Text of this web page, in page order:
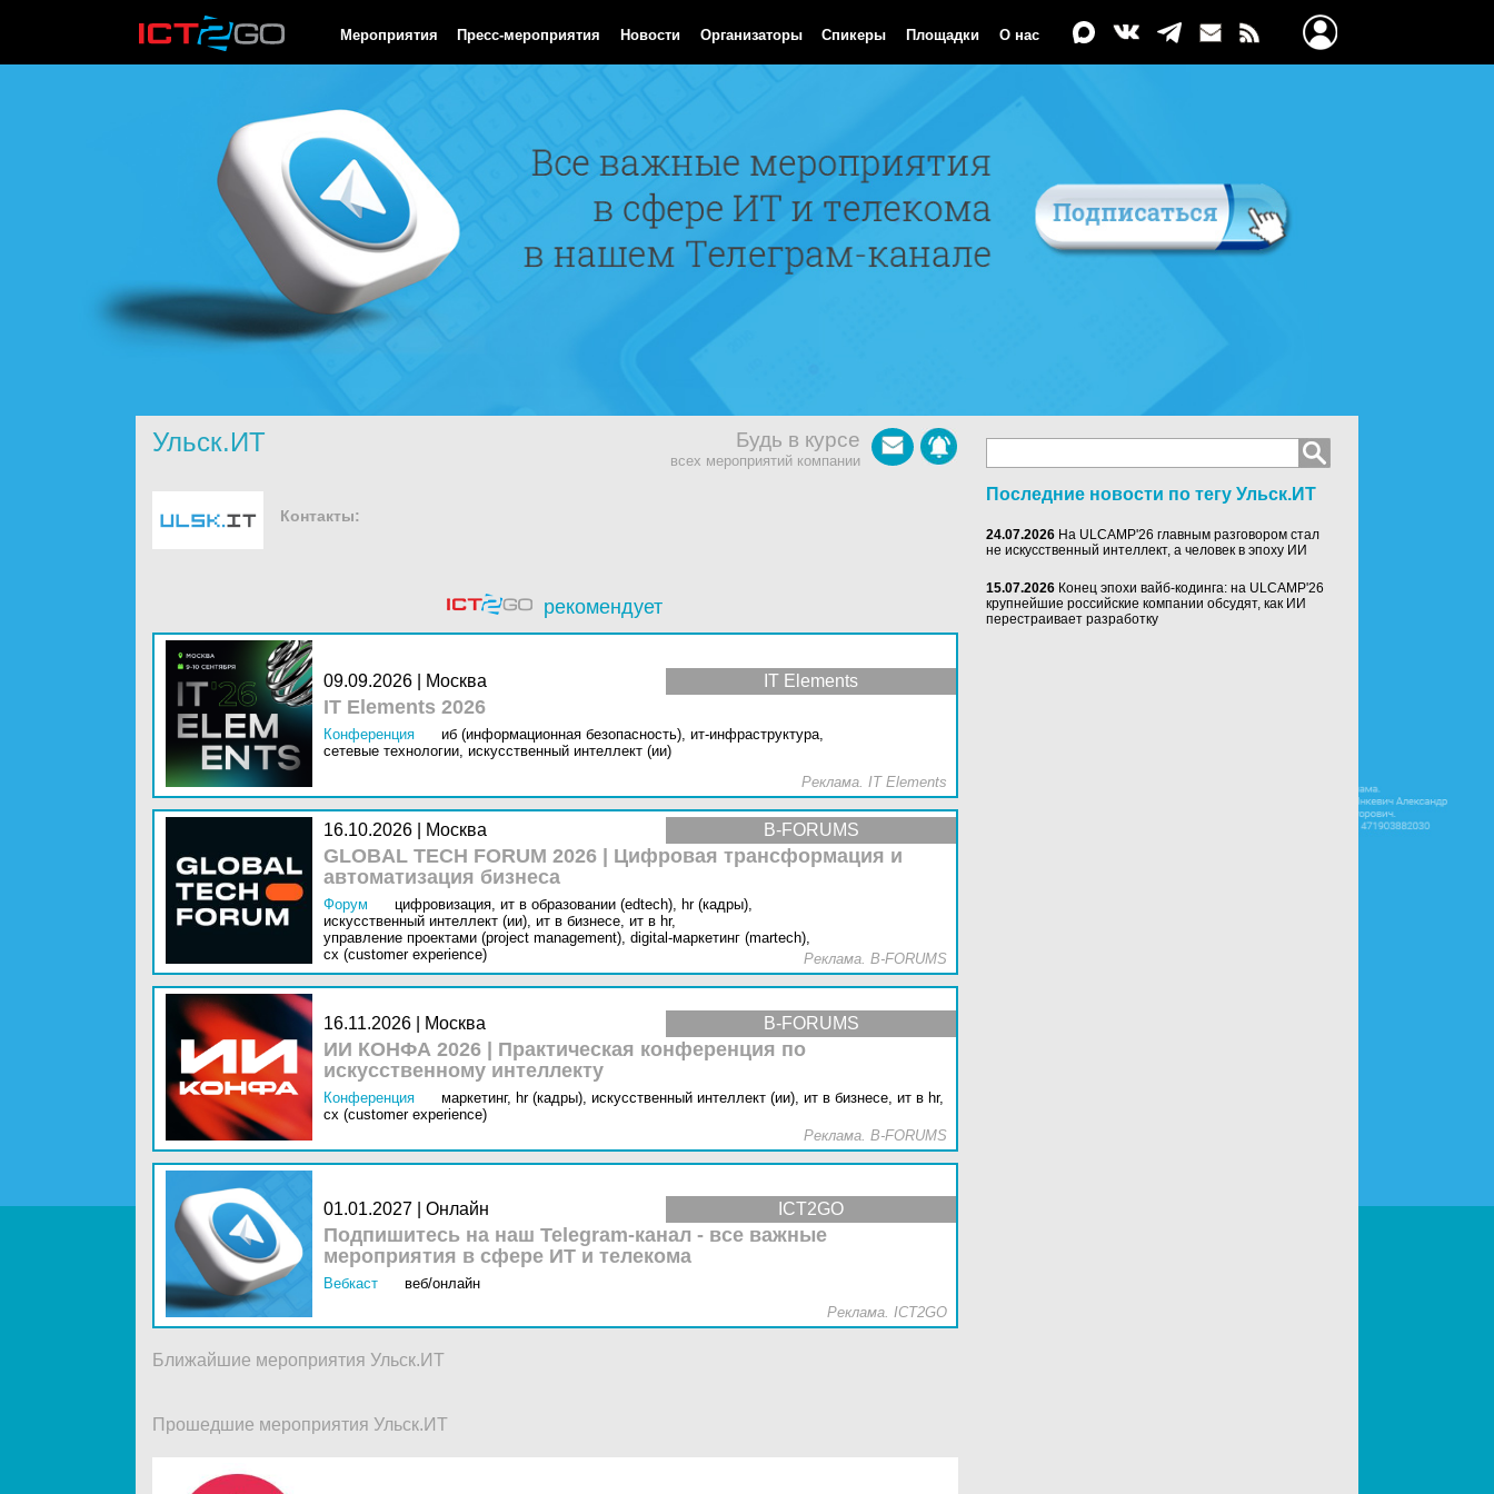
Мероприятия Пресс-мероприятия Новости Организаторы Спикеры Площадки О нас
Ульск.ИТ Будь в курсе
всех мероприятий компании
Контакты:
рекомендует
IT Elements
09.09.2026 | Москва
IT Elements 2026
Конференция иб (информационная безопасность), ит-инфраструктура,
сетевые технологии, искусственный интеллект (ии)
Реклама. IT Elements
B-FORUMS
16.10.2026 | Москва
GLOBAL TECH FORUM 2026 | Цифровая трансформация и
автоматизация бизнеса
Форум цифровизация, ит в образовании (edtech), hr (кадры),
искусственный интеллект (ии), ит в бизнесе, ит в hr,
управление проектами (project management), digital-маркетинг (martech),
cx (customer experience)
Реклама. B-FORUMS
B-FORUMS
16.11.2026 | Москва
ИИ КОНФА 2026 | Практическая конференция по
искусственному интеллекту
Конференция маркетинг, hr (кадры), искусственный интеллект (ии), ит в бизнесе, ит в hr,
cx (customer experience)
Реклама. B-FORUMS
ICT2GO
01.01.2027 | Онлайн
Подпишитесь на наш Telegram-канал - все важные
мероприятия в сфере ИТ и телекома
Вебкаст
веб/онлайн
Реклама. ICT2GO
Ближайшие мероприятия Ульск.ИТ
Прошедшие мероприятия Ульск.ИТ
Последние новости по тегу Ульск.ИТ
24.07.2026 На ULCAMP'26 главным разговором стал
не искусственный интеллект, а человек в эпоху ИИ
15.07.2026 Конец эпохи вайб-кодинга: на ULCAMP'26
крупнейшие российские компании обсудят, как ИИ
перестраивает разработку